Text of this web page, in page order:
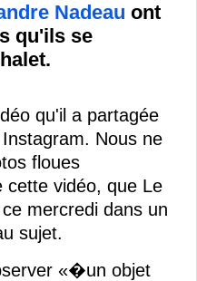
Nadeau ont
qu'ils se
qu'il a partagée
Nous ne
floues
cette vidéo, que Le
mercredi dans un
sujet.
«�un objet